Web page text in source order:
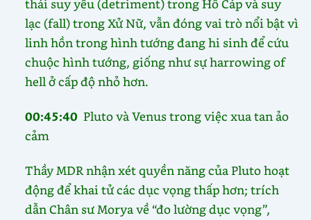
thái suy yếu (detriment) trong Hổ Cáp và suy
lạc (fall) trong Xử Nữ, vẫn đóng vai trò nổi bật vì
linh hồn trong hình tướng đang hi sinh để cứu
chuộc hình tướng, giống như sự harrowing of
hell ở cấp độ nhỏ hơn.
00:45:40Pluto và Venus trong việc xua tan ảo
cảm
Thầy MDR nhận xét quyền năng của Pluto hoạt
động để khai tử các dục vọng thấp hơn; trích
dẫn Chân sư Morya về “đo lường dục vọng”,